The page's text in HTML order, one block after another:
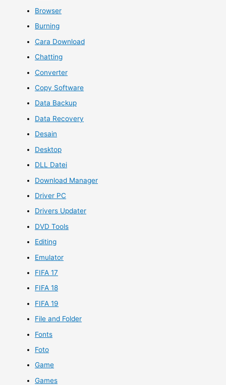
Browser
Burning
Cara Download
Chatting
Converter
Copy Software
Data Backup
Data Recovery
Desain
Desktop
DLL Datei
Download Manager
Driver PC
Drivers Updater
DVD Tools
Editing
Emulator
FIFA 17
FIFA 18
FIFA 19
File and Folder
Fonts
Foto
Game
Games